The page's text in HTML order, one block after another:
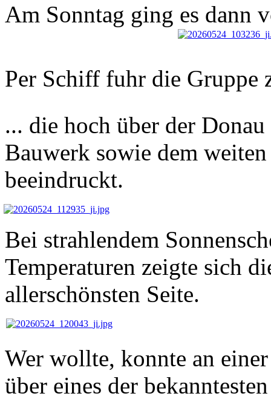
Am Sonntag ging es dann
Per Schiff fuhr die Gruppe
... die hoch über der
Bauwerk sowie dem
beeindruckt.
Bei strahlendem
Temperaturen zeigte sich
allerschönsten Seite.
Wer wollte, konnte an
über eines der